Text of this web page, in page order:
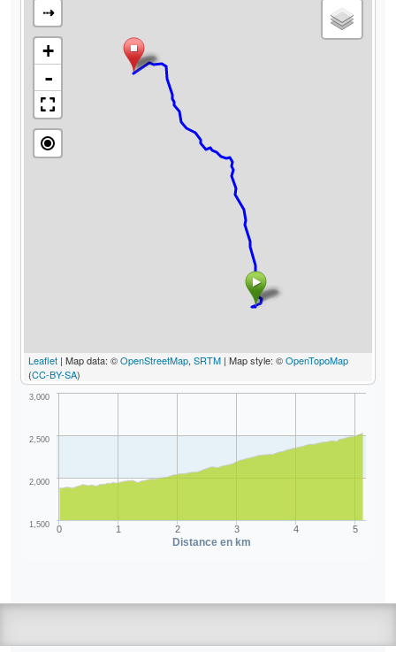
⇢
+
-
Leaflet | Map data: ©OpenStreetMap, SRTM | Map style: ©OpenTopoMap
(CC-BY-SA)
Distance en km
0 1 2 3 4 5
2,000
2,500
1,500
3,000